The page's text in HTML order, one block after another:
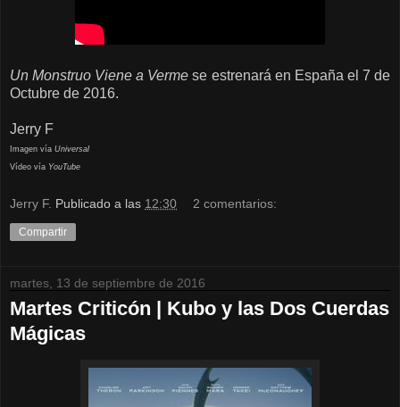
Un Monstruo Viene a Verme se estrenará en España el 7 de
Octubre de 2016.
Jerry F
Imagen vía Universal
Vídeo vía YouTube
Jerry F. Publicado a las 12:30 2 comentarios:
Compartir
martes, 13 de septiembre de 2016
Martes Criticón | Kubo y las Dos Cuerdas
Mágicas